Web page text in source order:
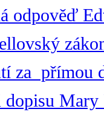
odpověď
za přímou
dopisu